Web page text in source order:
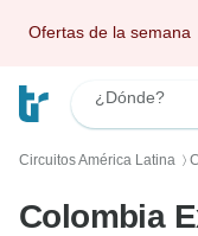
Ofertas de la semana
¿Dónde?
Circuitos América Latina 〉
Colombia